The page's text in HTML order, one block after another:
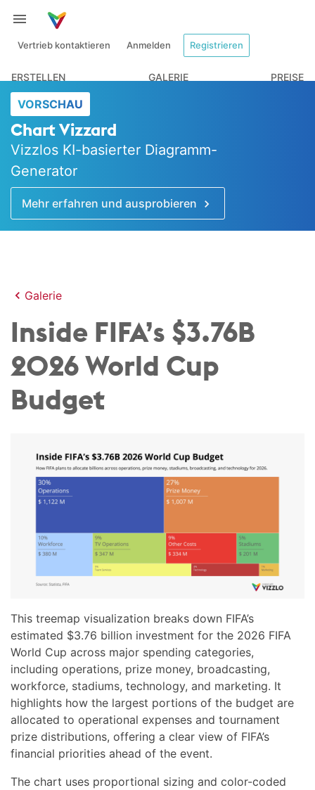
Vertrieb kontaktieren Anmelden Registrieren
ERSTELLEN GALERIE PREISE
VORSCHAU
Chart Vizzard
Vizzlos KI-basierter Diagramm-
Generator
Mehr erfahren und ausprobieren
Galerie
Inside FIFA’s $3.76B
2026 World Cup
Budget
This treemap visualization breaks down FIFA’s
estimated $3.76 billion investment for the 2026 FIFA
World Cup across major spending categories,
including operations, prize money, broadcasting,
workforce, stadiums, technology, and marketing. It
highlights how the largest portions of the budget are
allocated to operational expenses and tournament
prize distributions, offering a clear view of FIFA’s
financial priorities ahead of the event.
The chart uses proportional sizing and color-coded